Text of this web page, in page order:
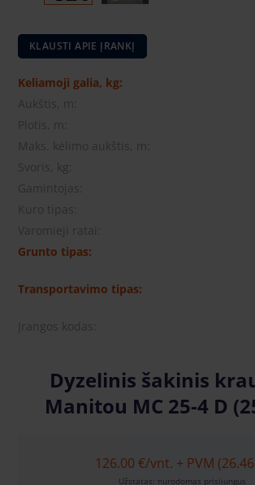
KLAUSTI APIE ĮRANKĮ
Keliamoji galia, kg:
Aukštis, m:
Plotis, m:
Maks. kėlimo aukštis, m:
Svoris, kg:
Gamintojas:
Kuro tipas:
Varomieji ratai:
Grunto tipas:
Transportavimo tipas:
Įrangos kodas:
Dyzelinis šakinis
Manitou MC 25-4 D
126.00 €/vnt. + PVM
Užstatas: nurodomas prisijungus